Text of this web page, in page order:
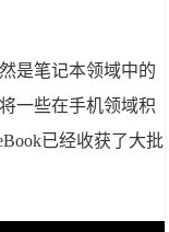
是笔记本领域中的
一些在手机领域积
已经收获了大批